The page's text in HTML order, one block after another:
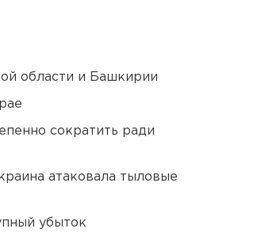
области и Башкирии
сократить ради
атаковала тыловые
убыток